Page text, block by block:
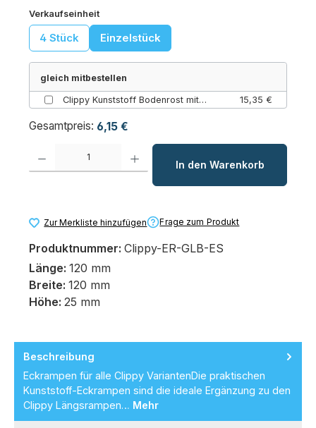
Verkaufseinheitauswählen
4 Stück Einzelstück
gleich mitbestellen
Clippy Kunststoff Bodenrost mit Clipverbindung – 500 × 500 × 25 mm (Classic / Gelb / Einzelne Platte 50cm x 50cm: 0,25m²) 15,35 €
Gesamtpreis: 6,15 €
Produkt Anzahl: Gib den gewünschten Wert ein oder benutze die
In den Warenkorb
Zur Merkliste hinzufügen Frage zum Produkt
Produktnummer: Clippy-ER-GLB-ES
Länge: 120 mm
Breite: 120 mm
Höhe: 25 mm
Beschreibung
Eckrampen für alle Clippy VariantenDie praktischen
Kunststoff-Eckrampen sind die ideale Ergänzung zu den
Clippy Längsrampen… Mehr